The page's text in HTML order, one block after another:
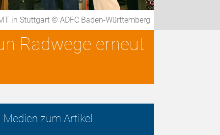
in Stuttgart © ADFC Baden-Württemberg
Radwege erneut
Medien zum Artikel